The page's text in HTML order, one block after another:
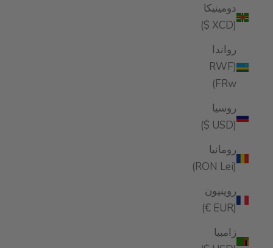
دومينيكا
(XCD $)
رواندا
(RWF
FRw)
روسيا
(USD $)
رومانيا
(RON Lei)
روينيون
(EUR €)
زامبيا